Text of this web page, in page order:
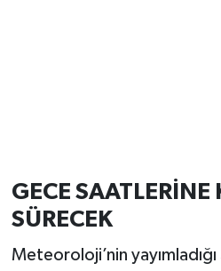
GECE SAATLERİNE
SÜRECEK
Meteoroloji’nin